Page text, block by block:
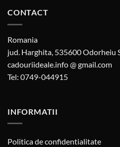
CONTACT
Romania
jud. Harghita, 535600 Odorheiu
cadouriideale.info @ gmail.com
Tel: 0749-044915
INFORMATII
Politica de confidentialitate